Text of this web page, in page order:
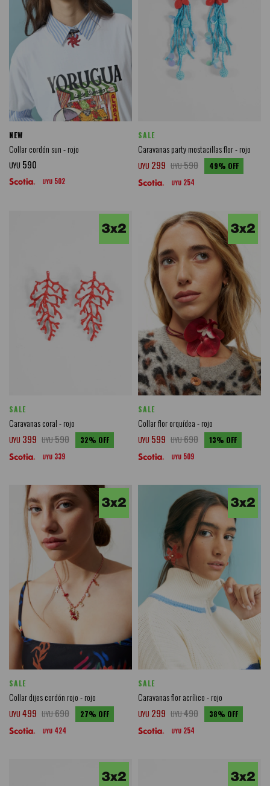
NEW
Collar cordón sun - rojo
UYU 590
UYU 502
SALE
Caravanas party mostacillas flor - rojo
UYU 299 UYU590 49
UYU 254
SALE
Caravanas coral - rojo
UYU 399 UYU590 32
UYU 339
SALE
Collar flor orquídea - rojo
UYU 599 UYU690 13
UYU 509
SALE
Collar dijes cordón rojo - rojo
UYU 499 UYU690 27
UYU 424
SALE
Caravanas flor acrílico - rojo
UYU 299 UYU490 38
UYU 254